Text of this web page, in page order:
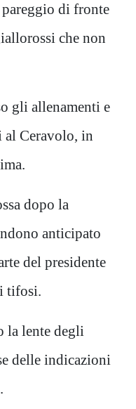
di fronte
che non
gli allenamenti e
al Ceravolo, in
dopo la
anticipato
del presidente
tifosi.
la lente degli
delle indicazioni